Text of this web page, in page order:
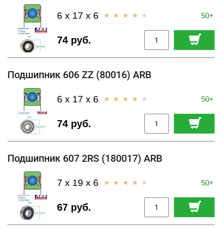
50+
74 руб.
6 x 17 x 6
Подшипник 606 ZZ (80016) ARB
50+
74 руб.
6 x 17 x 6
Подшипник 607 2RS (180017) ARB
50+
67 руб.
7 x 19 x 6